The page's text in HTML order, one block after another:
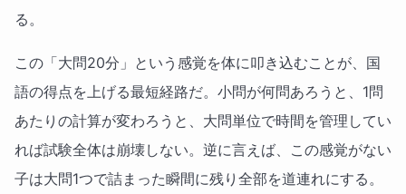
る。
この「大問20分」という感覚を体に叩き込むことが、国
語の得点を上げる最短経路だ。小問が何問あろうと、1問
あたりの計算が変わろうと、大問単位で時間を管理してい
れば試験全体は崩壊しない。逆に言えば、この感覚がない
子は大問1つで詰まった瞬間に残り全部を道連れにする。